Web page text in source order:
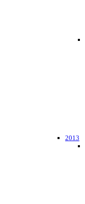
2013